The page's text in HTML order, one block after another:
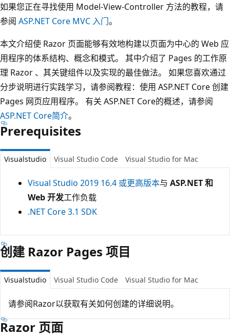
如果您正在寻找使用 Model-View-Controller 方法的教程，请
参阅 ASP.NET Core MVC 入门。
本文介绍使 Razor 页面能够有效地构建以页面为中心的 Web 应
用程序的体系结构、概念和模式。 其中介绍了 Pages 的工作原
理 Razor 、其关键组件以及实现的最佳做法。 如果您喜欢通过
分步说明进行实践学习，请参阅教程：使用 ASP.NET Core 创建
Pages 网页应用程序。 有关 ASP.NET Core的概述，请参阅
ASP.NET Core简介。
Prerequisites
Visualstudio Visual Studio Code Visual Studio for Mac
Visual Studio 2019 16.4 或更高版本与 ASP.NET 和
Web 开发工作负载
.NET Core 3.1 SDK
创建 Razor Pages 项目
Visualstudio Visual Studio Code Visual Studio for Mac
请参阅Razor以获取有关如何创建的详细说明。
Razor 页面